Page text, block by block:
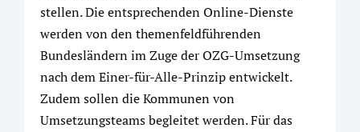
stellen. Die entsprechenden Online-Dienste
werden von den themenfeldführenden
Bundesländern im Zuge der OZG-Umsetzung
nach dem Einer-für-Alle-Prinzip entwickelt.
Zudem sollen die Kommunen von
Umsetzungsteams begleitet werden. Für das